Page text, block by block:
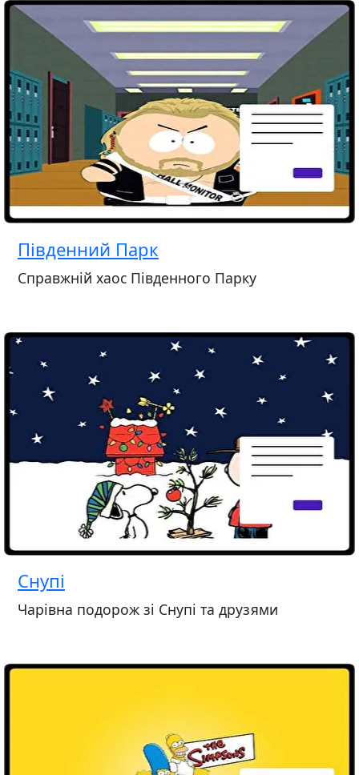
Південний Парк
Справжній хаос Південного Парку
Снупі
Чарівна подорож зі Снупі та друзями